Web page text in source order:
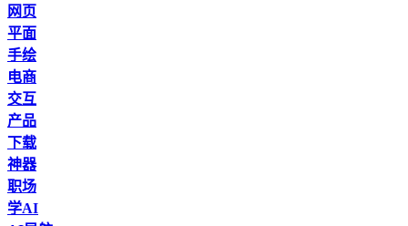
网页
平面
手绘
电商
交互
产品
下载
神器
职场
学AI